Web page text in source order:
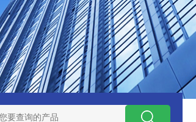
AGB-K-0.4-C01-Q69全新！！TORAY东丽